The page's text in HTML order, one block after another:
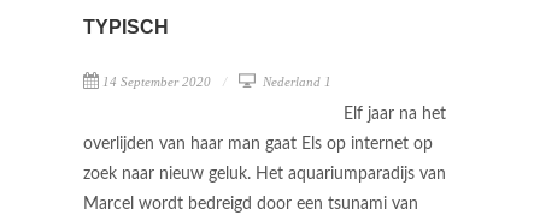
TYPISCH
14 September 2020 Nederland 1
Elf jaar na het
overlijden van haar man gaat Els op internet op
zoek naar nieuw geluk. Het aquariumparadijs van
Marcel wordt bedreigd door een tsunami van